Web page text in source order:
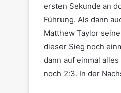
ersten Sekunde an
Führung. Als dann
Matthew Taylor
dieser Sieg noch
dann auf einmal
noch 2:3. In der